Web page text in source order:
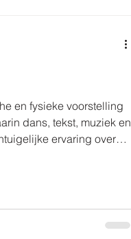
en fysieke voorstelling
dans, tekst, muziek en
ervaring over
en gemaakt.